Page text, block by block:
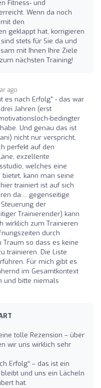
Fitness- und
Wenn da noch
den
geklappt hat, korrigieren
stets für Sie da und
mit Ihnen Ihre Ziele
nächsten Training!
ago
es nach Erfolg" - das war
Jahren (erst
bedingter
Und genau das ist
nicht nur verspricht,
perfekt auf den
exzellente
welches eine
kann man seine
trainiert ist auf sich
da.... gegenseitige
der
Trainierender) kann
wirklich zum Trainieren
durch
so dass es keine
trainieren. Die Liste
Für mich gibt es
im Gesamtkontext
und bitte niemals
tolle Rezension – über
wir uns wirklich sehr
Erfolg“ – das ist ein
und uns ein Lächeln
hat.